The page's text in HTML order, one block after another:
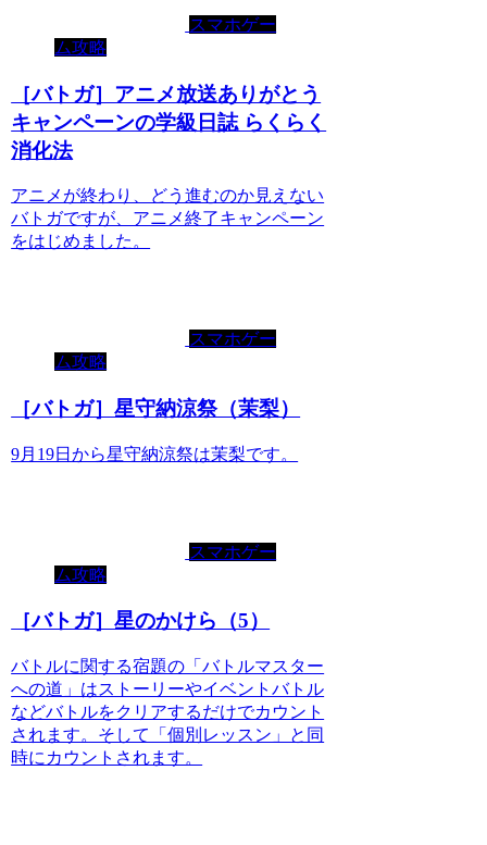
スマホゲー
ム攻略
［バトガ］アニメ放送ありがとう
キャンペーンの学級日誌 らくらく
消化法
アニメが終わり、どう進むのか見えない
バトガですが、アニメ終了キャンペーン
をはじめました。
スマホゲー
ム攻略
［バトガ］星守納涼祭（茉梨）
9月19日から星守納涼祭は茉梨です。
スマホゲー
ム攻略
［バトガ］星のかけら（5）
バトルに関する宿題の「バトルマスター
への道」はストーリーやイベントバトル
などバトルをクリアするだけでカウント
されます。そして「個別レッスン」と同
時にカウントされます。